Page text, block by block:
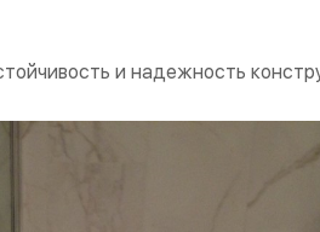
и надежность